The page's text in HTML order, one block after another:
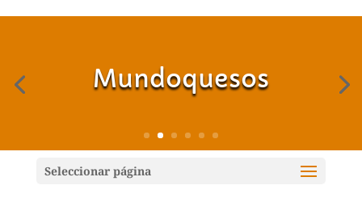
Mundoquesos
Seleccionar página